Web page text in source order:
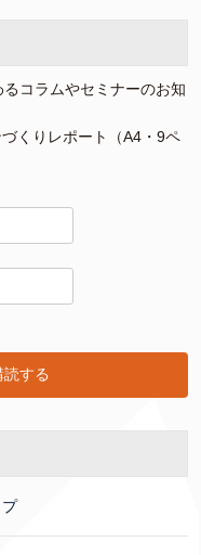
コラムやセミナーのお知
くりレポート（A4・9ペ
。